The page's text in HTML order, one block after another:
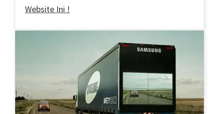
Website Ini !